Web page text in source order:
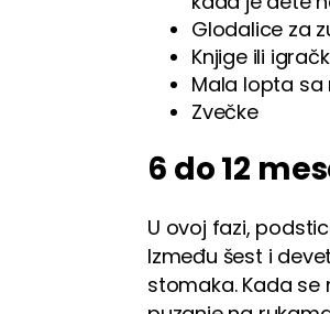
Glodalice za
Knjige ili
Mala lopta
Zvečke
6 do 12
U ovoj fazi,
Između šest i
stomaka. Kada se